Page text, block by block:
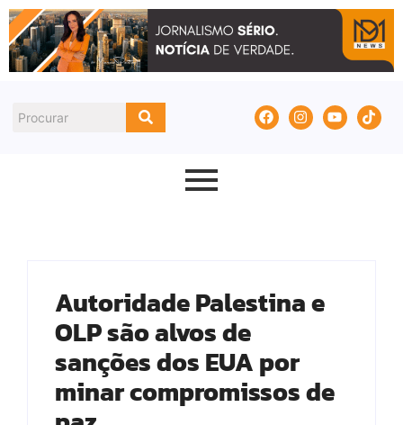
Autoridade Palestina e
OLP são alvos de
sanções dos EUA por
minar compromissos de